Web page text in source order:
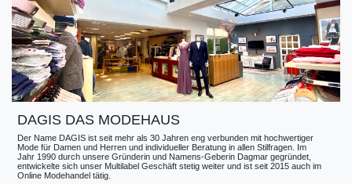
DAGIS DAS MODEHAUS
Der Name DAGIS ist seit mehr als 30 Jahren eng verbunden mit hochwertiger
Mode für Damen und Herren und individueller Beratung in allen Stilfragen. Im
Jahr 1990 durch unsere Gründerin und Namens-Geberin Dagmar gegründet,
entwickelte sich unser Multilabel Geschäft stetig weiter und ist seit 2015 auch im
Online Modehandel tätig.